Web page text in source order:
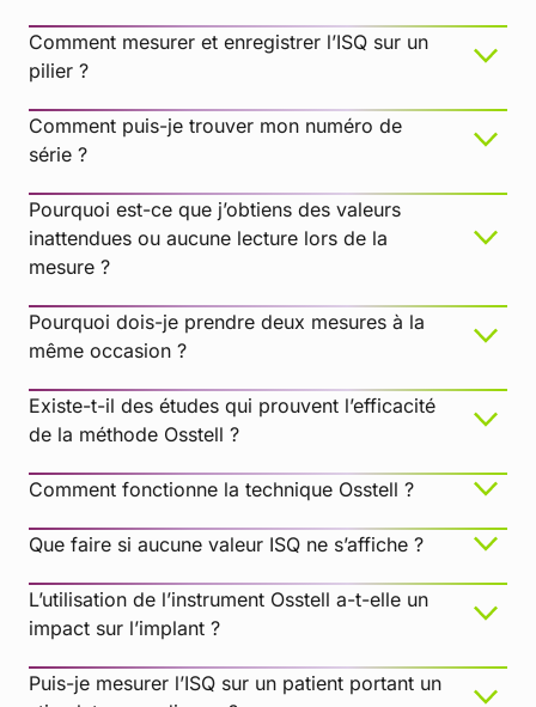
20987.tidiproducts.com
www.wh.com (à commander auprès de W&H
Sterilization)
Medizime LF
Comment mesurer et enregistrer l’ISQ sur un
pilier ?
Comment puis-je trouver mon numéro de
série ?
Pourquoi est-ce que j’obtiens des valeurs
inattendues ou aucune lecture lors de la
mesure ?
Pourquoi dois-je prendre deux mesures à la
même occasion ?
Existe-t-il des études qui prouvent l’efficacité
de la méthode Osstell ?
Comment fonctionne la technique Osstell ?
Que faire si aucune valeur ISQ ne s’affiche ?
L’utilisation de l’instrument Osstell a-t-elle un
impact sur l’implant ?
Puis-je mesurer l’ISQ sur un patient portant un